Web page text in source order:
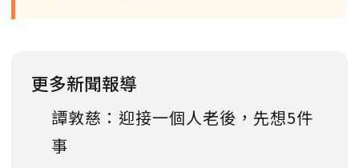
更多新聞報導
譚敦慈：迎接一個人老後，先想5件
事